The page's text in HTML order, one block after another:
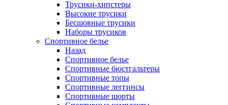
Трусики-хипстеры
Высокие трусики
Бесшовные трусики
Наборы трусиков
Спортивное белье
Назад
Спортивное белье
Спортивные бюстгальтеры
Спортивные топы
Спортивные леггинсы
Спортивные шорты